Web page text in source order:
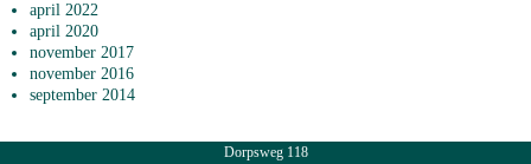
april 2022
april 2020
november 2017
november 2016
september 2014
Dorpsweg 118